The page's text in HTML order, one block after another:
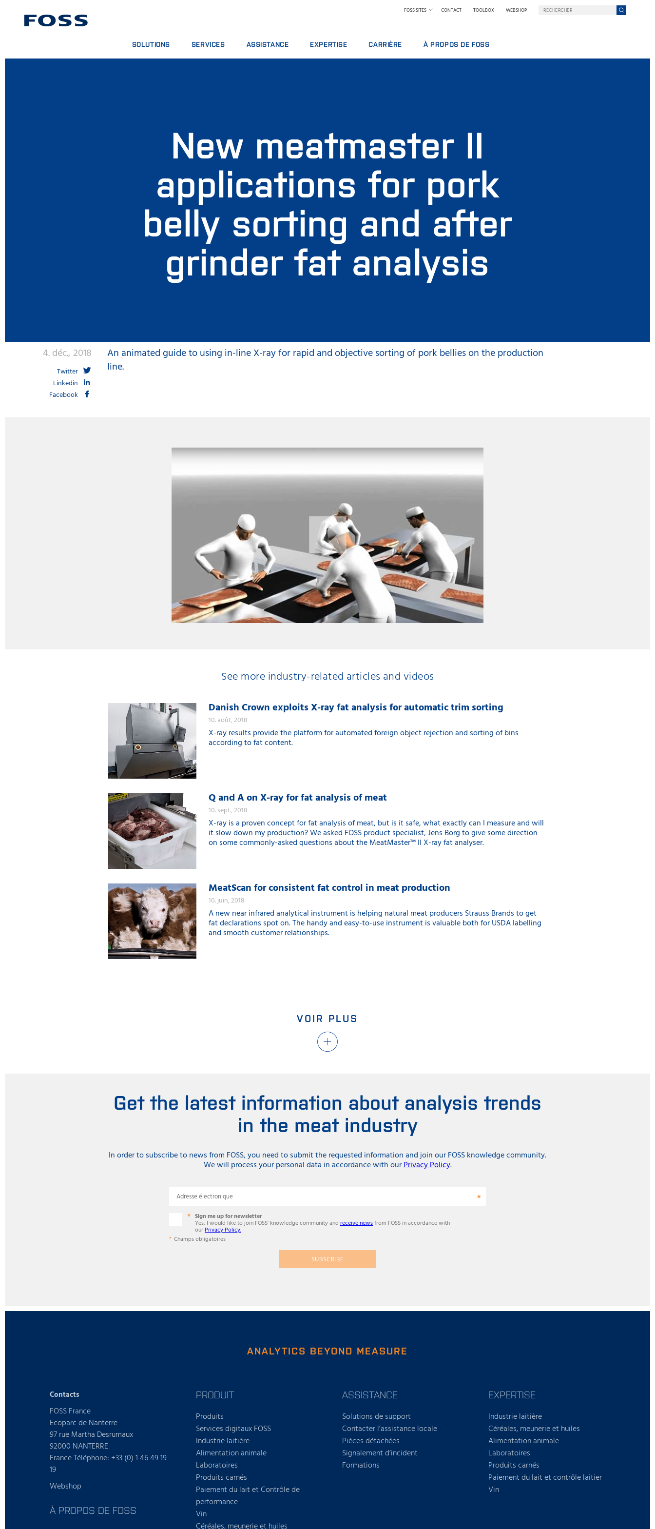
FOSS SITES CONTACT TOOLBOX WEBSHOP
SOLUTIONS SERVICES ASSISTANCE EXPERTISE
PAIEMENT DU LAIT ET CONTRÔLE DE PERFORMANCE
VIN
CARRIÈRE À PROPOS DE FOSS
POURQUOI FOSS
CONDITIONS GÉNÉRALES ET POLITIQUES
New meatmaster II
applications for pork
belly sorting and after
grinder fat analysis
4. déc., 2018
Twitter
Linkedin
Facebook
An animated guide to using in-line X-ray for rapid and objective sorting of pork bellies on the production
line.
See more industry-related articles and videos
Danish Crown exploits X-ray fat analysis for automatic trim sorting
10. août, 2018
X-ray results provide the platform for automated foreign object rejection and sorting of bins
according to fat content.
Q and A on X-ray for fat analysis of meat
10. sept., 2018
X-ray is a proven concept for fat analysis of meat, but is it safe, what exactly can I measure and will
it slow down my production? We asked FOSS product specialist, Jens Borg to give some direction
on some commonly-asked questions about the MeatMaster™ II X-ray fat analyser.
MeatScan for consistent fat control in meat production
10. juin, 2018
A new near infrared analytical instrument is helping natural meat producers Strauss Brands to get
fat declarations spot on. The handy and easy-to-use instrument is valuable both for USDA labelling
and smooth customer relationships.
VOIR PLUS
Get the latest information about analysis trends
in the meat industry
In order to subscribe to news from FOSS, you need to submit the requested information and join our FOSS knowledge community.
We will process your personal data in accordance with ourPrivacy Policy.
Adresse électronique
Sign me up for newsletter
Yes, I would like to join FOSS' knowledge community and receive newsfrom FOSS in accordance with
ourPrivacy Policy.
Champs obligatoires
SUBSCRIBE
ANALYTICS BEYOND MEASURE
Contacts
FOSS France
Ecoparc de Nanterre
97 rue Martha Desrumaux
92000 NANTERRE
France Téléphone: +33 (0) 1 46 49 19
19
Webshop
À PROPOS DE FOSS
PRODUIT
Produits
Services digitaux FOSS
Industrie laitière
Alimentation animale
Laboratoires
Produits carnés
Paiement du lait et Contrôle de
performance
Vin
ASSISTANCE
Solutions de support
Contacter l’assistance locale
Pièces détachées
Signalement d’incident
Formations
EXPERTISE
Industrie laitière
Céréales, meunerie et huiles
Alimentation animale
Laboratoires
Produits carnés
Paiement du lait et contrôle laitier
Vin